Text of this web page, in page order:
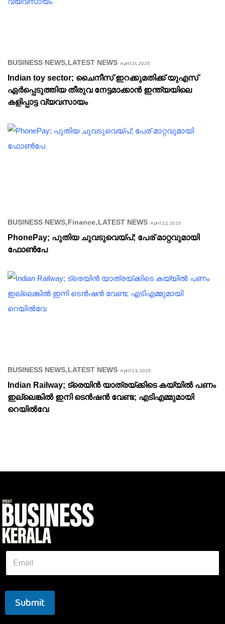
BUSINESS NEWS LATEST NEWS April 21, 2025
Indian toy sector; ചൈനീസ് ഇറക്കുമതിക്ക് യുഎസ്
ഏർപ്പെടുത്തിയ തീരുവ നേട്ടമാക്കാൻ ഇന്ത്യയിലെ
കളിപ്പാട്ട വ്യവസായം
BUSINESS NEWS Finance LATEST NEWS April 22, 2025
PhonePay; പുതിയ ചുവടുവെയ്പ്; പേര് മാറ്റവുമായി
ഫോൺപേ
BUSINESS NEWS LATEST NEWS April 23, 2025
Indian Railway; ട്രെയിൻ യാത്രയ്ക്കിടെ കയ്യിൽ പണം
ഇല്ലെങ്കിൽ ഇനി ടെൻഷൻ വേണ്ട; എടിഎമ്മുമായി
റെയിൽവേ
Submit